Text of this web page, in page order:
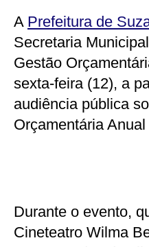
A Prefeitura de
Secretaria
Gestão
sexta-feira (12), a
audiência pública
Orçamentária
Durante o evento,
Cineteatro Wilma